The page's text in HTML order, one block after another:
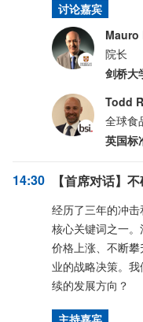
讨论嘉宾
Mauro
院长
剑桥大
Todd
全球食
英国标
14:30 【首席对话】
经历了三年的冲
核心关键词之一
价格上涨、不断
业的战略决策。
续的发展方向？
主持嘉宾